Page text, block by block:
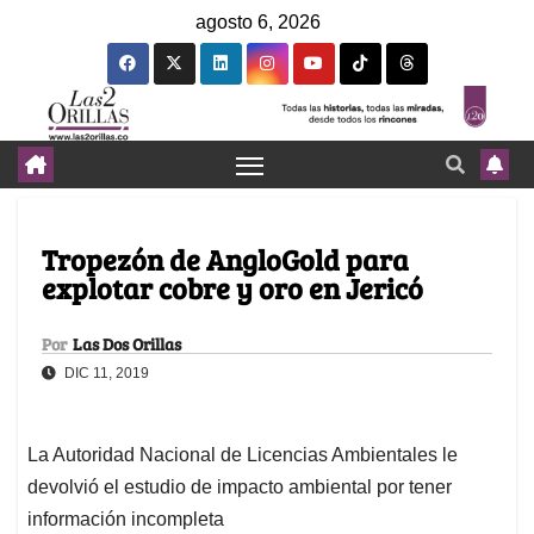
agosto 6, 2026
Tropezón de AngloGold para
explotar cobre y oro en Jericó
Por Las Dos Orillas
DIC 11, 2019
La Autoridad Nacional de Licencias Ambientales le
devolvió el estudio de impacto ambiental por tener
información incompleta